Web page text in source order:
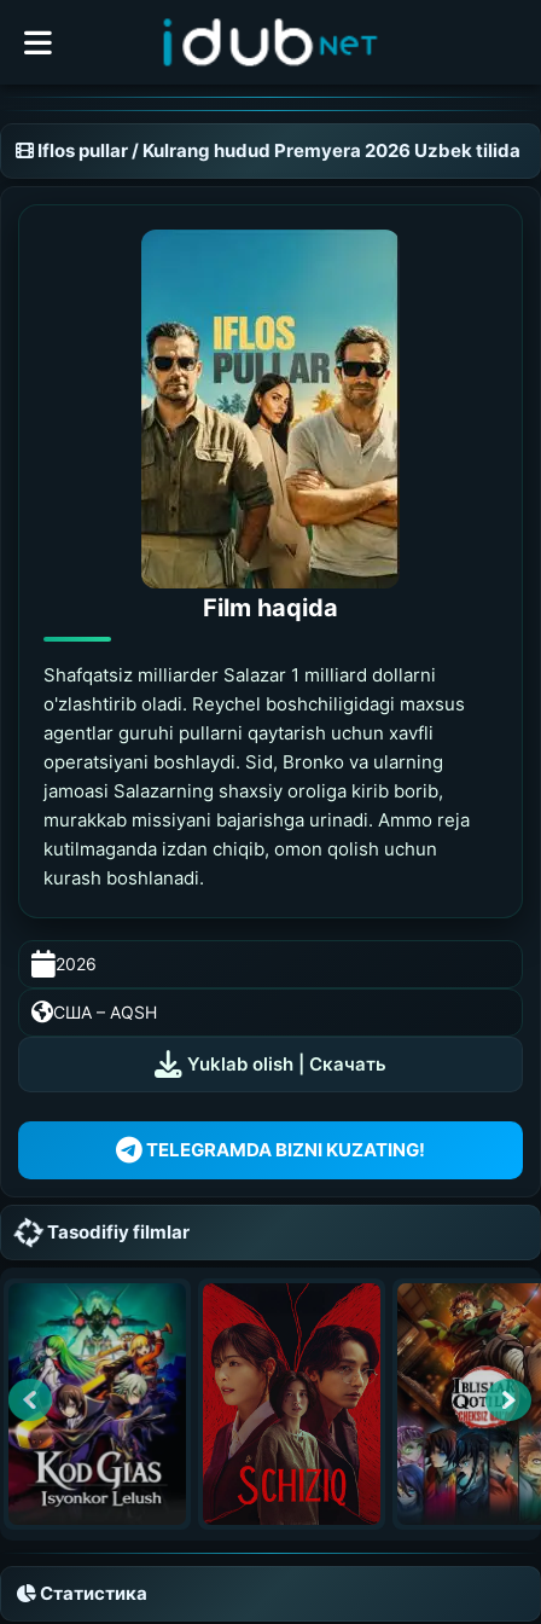
Iflos pullar / Kulrang hudud Premyera 2026 Uzbek tilida
Film haqida
Shafqatsiz milliarder Salazar 1 milliard dollarni
o'zlashtirib oladi. Reychel boshchiligidagi maxsus
agentlar guruhi pullarni qaytarish uchun xavfli
operatsiyani boshlaydi. Sid, Bronko va ularning
jamoasi Salazarning shaxsiy oroliga kirib borib,
murakkab missiyani bajarishga urinadi. Ammo reja
kutilmaganda izdan chiqib, omon qolish uchun
kurash boshlanadi.
2026
США – AQSH
0:00
Yuklab olish | Скачать
TELEGRAMDA BIZNI KUZATING!
Tasodifiy filmlar
Статистика